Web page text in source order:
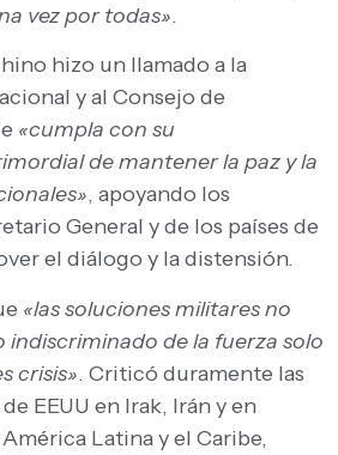
vez por todas».
hizo un llamado a la
y al Consejo de
«cumpla con su
de mantener la paz y la
, apoyando los
General y de los países de
el diálogo y la distensión.
«las soluciones militares no
indiscriminado de la fuerza solo
crisis». Criticó duramente las
EEUU en Irak, Irán y en
Latina y el Caribe,